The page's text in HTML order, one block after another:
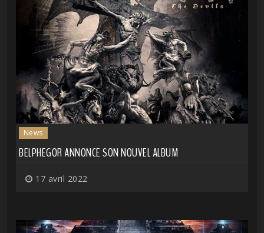
News
BELPHEGOR ANNONCE SON NOUVEL ALBUM
17 avril 2022